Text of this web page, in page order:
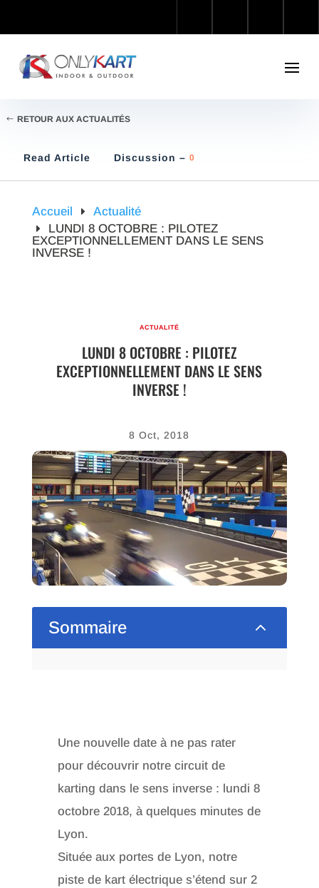
RETOUR AUX ACTUALITÉS
Read Article Discussion – 0
Accueil
Actualité
LUNDI 8 OCTOBRE : PILOTEZ
EXCEPTIONNELLEMENT DANS LE SENS
INVERSE !
ACTUALITÉ
LUNDI 8 OCTOBRE : PILOTEZ
EXCEPTIONNELLEMENT DANS LE SENS
INVERSE !
8 Oct, 2018
Sommaire 2
Une nouvelle date à ne pas rater
pour découvrir notre circuit de
karting dans le sens inverse : lundi 8
octobre 2018, à quelques minutes de
Lyon.
Située aux portes de Lyon, notre
piste de kart électrique s’étend sur 2